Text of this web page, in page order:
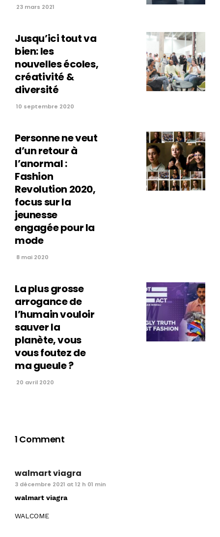
23 mars 2021
Jusqu’ici tout va
bien: les
nouvelles écoles,
créativité &
diversité
10 septembre 2020
Personne ne veut
d’un retour à
l’anormal :
Fashion
Revolution 2020,
focus sur la
jeunesse
engagée pour la
mode
8 mai 2020
La plus grosse
arrogance de
l’humain vouloir
sauver la
planète, vous
vous foutez de
ma gueule ?
20 avril 2020
1 Comment
walmart viagra
3 décembre 2021 at 12 h 01 min
walmart viagra
WALCOME